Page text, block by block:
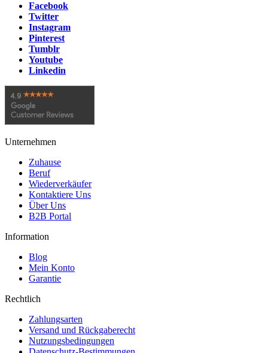
Facebook
Twitter
Instagram
Pinterest
Tumblr
Youtube
Linkedin
Unternehmen
Zuhause
Beruf
Wiederverkäufer
Kontaktiere Uns
Über Uns
B2B Portal
Information
Blog
Mein Konto
Garantie
Rechtlich
Zahlungsarten
Versand und Rückgaberecht
Nutzungsbedingungen